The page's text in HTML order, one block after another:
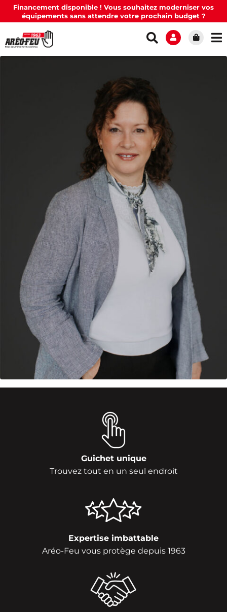
Financement disponible ! Vous souhaitez moderniser vos
équipements sans attendre votre prochain budget ?
Guichet unique
Trouvez tout en un seul endroit
Expertise imbattable
Aréo-Feu vous protège depuis 1963